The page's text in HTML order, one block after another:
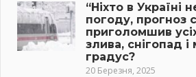
“Ніхто в Україні
погоду, прогноз
приголомшив
злива, снігопад і
градус?
20 Березня, 2025